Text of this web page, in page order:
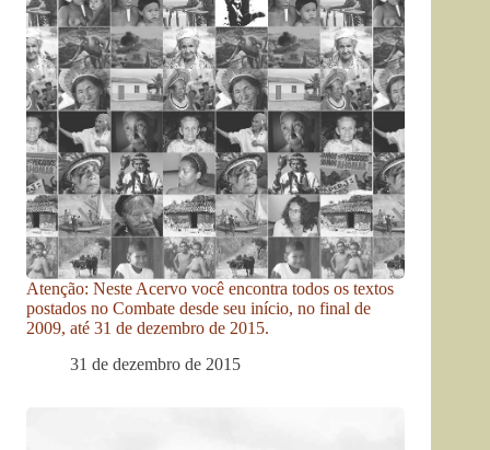
Atenção: Neste Acervo você encontra todos os textos
postados no Combate desde seu início, no final de
2009, até 31 de dezembro de 2015.
31 de dezembro de 2015